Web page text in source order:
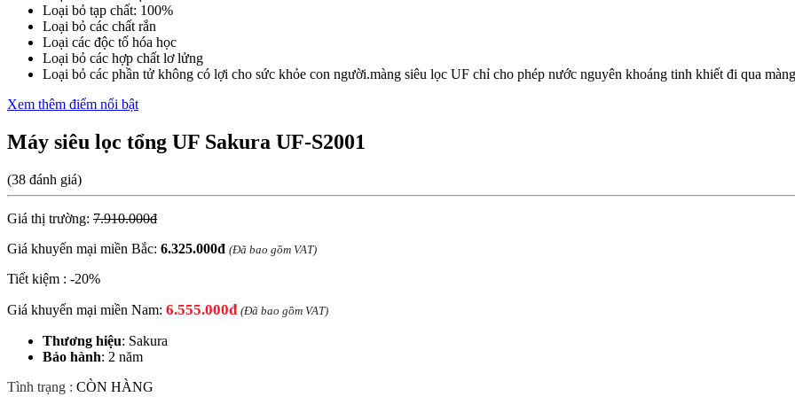
Loại bỏ tạp chất: 100%
Loại bỏ các chất rắn
Loại các độc tố hóa học
Loại bỏ các hợp chất lơ lửng
Loại bỏ các phần tử không có lợi cho sức khỏe con người.màng siêu lọc UF chỉ cho phép nước nguyên khoáng tinh khiết đi qua
Xem thêm điểm nổi bật
Máy siêu lọc tổng UF Sakura UF-S2001
(38 đánh giá)
Giá thị trường: 7.910.000đ
Giá khuyến mại miền Bắc: 6.325.000đ (Đã bao gồm VAT)
Tiết kiệm : -20%
Giá khuyến mại miền Nam: 6.555.000đ (Đã bao gồm VAT)
Thương hiệu: Sakura
Bảo hành: 2 năm
Tình trạng : CÒN HÀNG